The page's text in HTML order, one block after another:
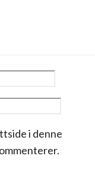
i denne